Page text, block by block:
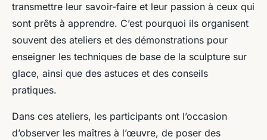
transmettre leur savoir-faire et leur passion à ceux qui
sont prêts à apprendre. C’est pourquoi ils organisent
souvent des ateliers et des démonstrations pour
enseigner les techniques de base de la sculpture sur
glace, ainsi que des astuces et des conseils
pratiques.
Dans ces ateliers, les participants ont l’occasion
d’observer les maîtres à l’œuvre, de poser des